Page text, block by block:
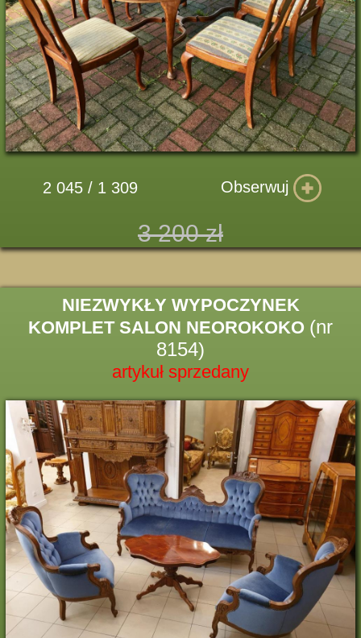
2 045 / 1 309 Obserwuj
3 200 zł
NIEZWYKŁY WYPOCZYNEK
KOMPLET SALON NEOROKOKO (nr
8154)
artykuł sprzedany